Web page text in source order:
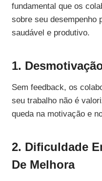
fundamental que os
sobre seu desempenho
saudável e produtivo.
1.
Sem feedback, os
seu trabalho não é
queda na motivação e
2. Dificuldade
De Melhora